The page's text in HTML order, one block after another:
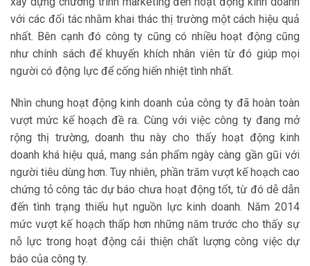
với các đối tác nhằm khai thác thị trường một cách hiệu quả
nhất. Bên cạnh đó công ty cũng có nhiều hoạt động cũng
như chính sách để khuyến khích nhân viên từ đó giúp mọi
người có động lực để cống hiến nhiệt tình nhất.
Nhìn chung hoạt động kinh doanh của công ty đã hoàn toàn
vượt mức kế hoạch đề ra. Cùng với việc công ty đang mở
rộng thị trường, doanh thu này cho thấy hoạt động kinh
doanh khá hiệu quả, mang sản phẩm ngày càng gần gũi với
người tiêu dùng hơn. Tuy nhiên, phần trăm vượt kế hoạch cao
chứng tỏ công tác dự báo chưa hoạt động tốt, từ đó dễ dẫn
đến tình trạng thiếu hụt nguồn lực kinh doanh. Năm 2014
mức vượt kế hoạch thấp hơn những năm trước cho thấy sự
nỗ lực trong hoạt động cải thiện chất lượng công việc dự
báo của công ty.